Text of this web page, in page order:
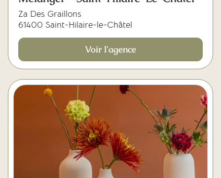
Za Des Graillons
61400 Saint-Hilaire-le-Châtel
Voir l'agence